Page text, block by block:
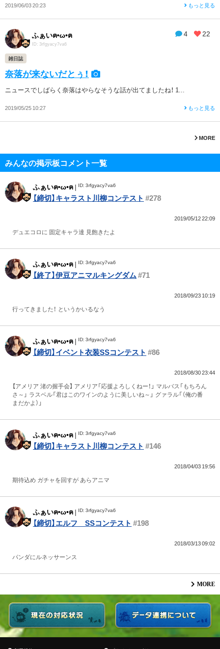
2019/06/03 20:23 もっと見る
4 22
ふぁいฅ•ω•ฅ
ID: 3rfgyacy7va6
雑日誌
奈落が来ないだとぅ！
ニュースでしばらく奈落はやらなそうな話が出てましたね！ 1...
2019/05/25 10:27 もっと見る
MORE
みんなの掲示板コメント一覧
ふぁいฅ•ω•ฅ | ID: 3rfgyacy7va6
【締切】キャラスト川柳コンテスト #278
2019/05/12 22:09
デュエコロに 固定キャラ達 見飽きたよ
ふぁいฅ•ω•ฅ | ID: 3rfgyacy7va6
【終了】伊豆アニマルキングダム#71
2018/09/23 10:19
行ってきました！ というかいるなう
ふぁいฅ•ω•ฅ | ID: 3rfgyacy7va6
【締切】イベント衣装SSコンテスト #86
2018/08/30 23:44
【アメリア 渚の握手会】 アメリア「応援よろしくねー！」 マルバス「もちろん
さ～」 ラスベル「君はこのワインのように美しいね～」 グァラル「（俺の番
まだかよ）」
ふぁいฅ•ω•ฅ | ID: 3rfgyacy7va6
【締切】キャラスト川柳コンテスト #146
2018/04/03 19:56
期待込め ガチャを回すが あらアニマ
ふぁいฅ•ω•ฅ | ID: 3rfgyacy7va6
【締切】エルフ SSコンテスト #198
2018/03/13 09:02
パンダにルネッサーンス
MORE